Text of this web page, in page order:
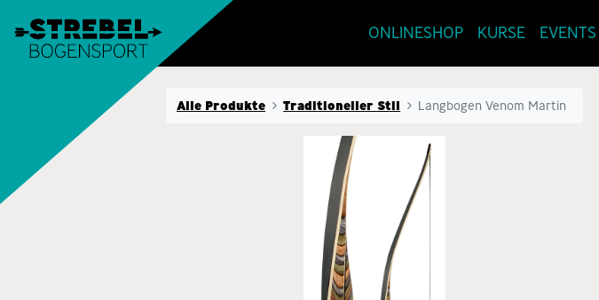
ONLINESHOP KURSE EVENTS
Alle Produkte Traditioneller Stil Langbogen Venom Martin